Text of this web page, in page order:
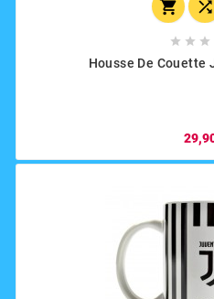
 
  
Housse De Couette